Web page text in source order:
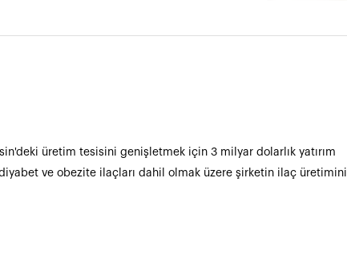
üretim tesisini genişletmek için 3 milyar dolarlık yatırım
diyabet ve obezite ilaçları dahil olmak üzere şirketin ilaç üretimini